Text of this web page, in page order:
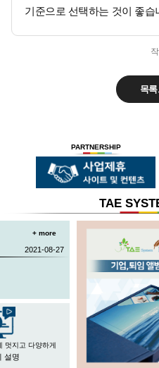
기준으로 선택하는 것이 좋습
목
PARTNERSHIP
TAE
+ more
2021-08-27
멋지고 다양하게
설명